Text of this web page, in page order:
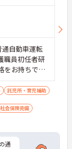
自動車運転
職員初任者研
をお持ちであ
託児所・育児補助
社会保険完備
通